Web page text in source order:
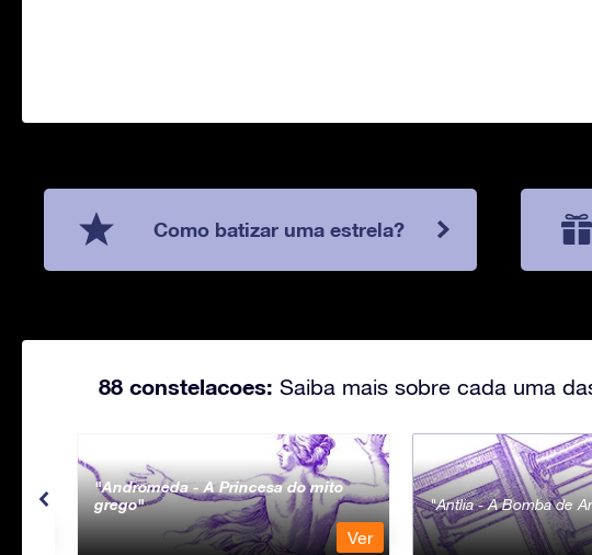
Como batizar uma estrela?
88 constelacoes: Saiba mais sobre cada uma
Andromeda - A Princesa do mito
grego
Ver
Antlia - A Bomba de Ar